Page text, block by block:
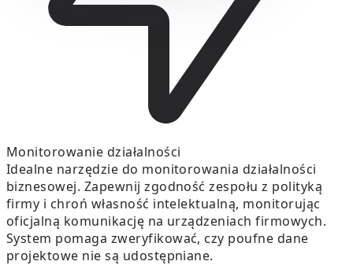
Monitorowanie działalności
Idealne narzędzie do monitorowania działalności
biznesowej. Zapewnij zgodność zespołu z polityką
firmy i chroń własność intelektualną, monitorując
oficjalną komunikację na urządzeniach firmowych.
System pomaga zweryfikować, czy poufne dane
projektowe nie są udostępniane.